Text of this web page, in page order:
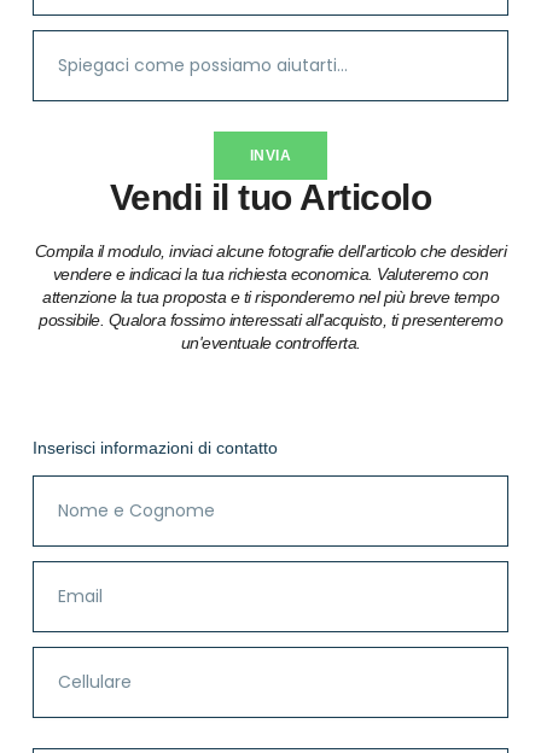
INVIA
Vendi il tuo Articolo
Compila il modulo, inviaci alcune fotografie dell'articolo che desideri
vendere e indicaci la tua richiesta economica. Valuteremo con
attenzione la tua proposta e ti risponderemo nel più breve tempo
possibile. Qualora fossimo interessati all'acquisto, ti presenteremo
un'eventuale controfferta.
Inserisci informazioni di contatto